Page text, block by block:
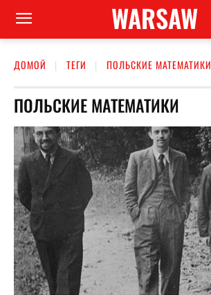
WARSAW
ДОМОЙ ТЕГИ ПОЛЬСКИЕ МАТЕМАТИКИ
ПОЛЬСКИЕ МАТЕМАТИКИ